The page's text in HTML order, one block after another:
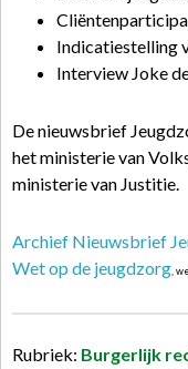
Indicatiestelling
Interview Joke
De nieuwsbrief
het ministerie van
ministerie van Justitie.
Archief Nieuwsbrief
Wet op de jeugdzorg ,
Rubriek: Burgerlijk